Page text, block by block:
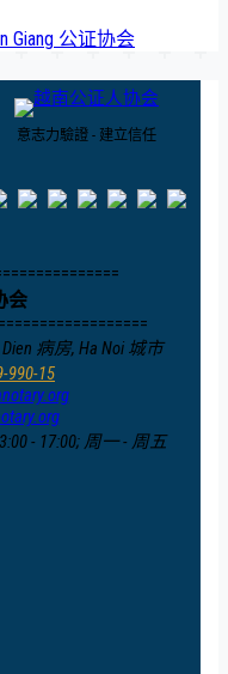
Giang 公证协会
意志力驗證 - 建立信任
会
病房, Ha Noi 城市
990-15
- 17:00; 周一 - 周五